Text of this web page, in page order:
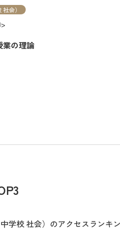
業の理論
会）
学校 社会）のアクセスランキ